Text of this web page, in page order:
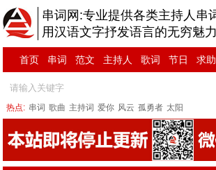
串词网:专业提供各类主持人串
用汉语文字抒发语言的无穷魅力
首页 串词 范文 主持人 歌词 节日 求助
热点: 串词 歌曲 主持词 爱你 风云 孤勇者 太阳